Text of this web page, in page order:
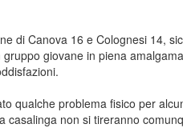
di Canova 16 e Colognesi 14,
giovane in piena
qualche problema fisico per
casalinga non si tireranno